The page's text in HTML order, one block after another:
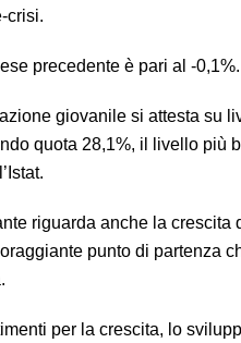
crisi.
precedente è pari al -0,1%.
giovanile si attesta su
quota 28,1%, il livello più
riguarda anche la crescita
punto di partenza
per la crescita, lo